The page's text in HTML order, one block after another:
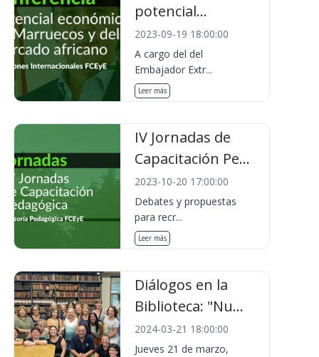
potencial...
2023-09-19 18:00:00
A cargo del del
Embajador Extr...
Leer más
IV Jornadas de
Capacitación Pe...
2023-10-20 17:00:00
Debates y propuestas
para recr...
Leer más
Diálogos en la
Biblioteca: "Nu...
2024-03-21 18:00:00
Jueves 21 de marzo,